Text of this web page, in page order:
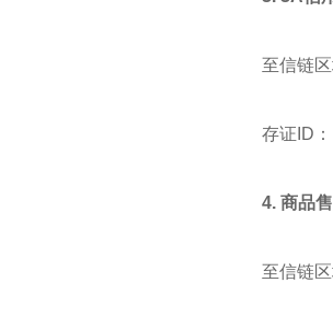
至信链
存证ID
4. 商品
至信链